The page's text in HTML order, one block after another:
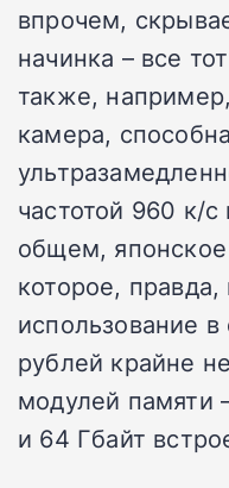
впрочем,
начинка – все
также,
камера,
частотой 960 к/
общем,
которое,
использование
рублей крайне
модулей памяти
и 64 Гбайт